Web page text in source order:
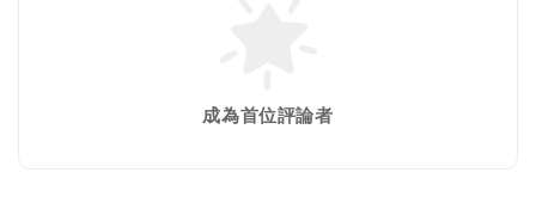
成為首位評論者